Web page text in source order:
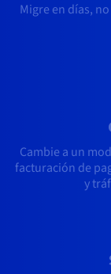
Migre en días,
Cambie a un
facturación de
y